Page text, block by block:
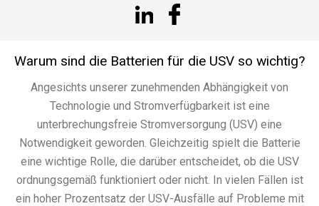
Warum sind die Batterien für die USV so wichtig?
Angesichts unserer zunehmenden Abhängigkeit von
Technologie und Stromverfügbarkeit ist eine
unterbrechungsfreie Stromversorgung (USV) eine
Notwendigkeit geworden. Gleichzeitig spielt die Batterie
eine wichtige Rolle, die darüber entscheidet, ob die USV
ordnungsgemäß funktioniert oder nicht. In vielen Fällen ist
ein hoher Prozentsatz der USV-Ausfälle auf Probleme mit